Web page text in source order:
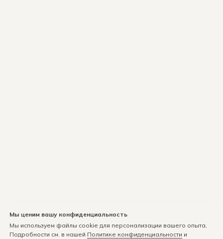
Мы ценим вашу конфиденциальность
Мы используем файлы cookie для персонализации вашего опыта,
Подробности см. в нашей Политике конфиденциальности и